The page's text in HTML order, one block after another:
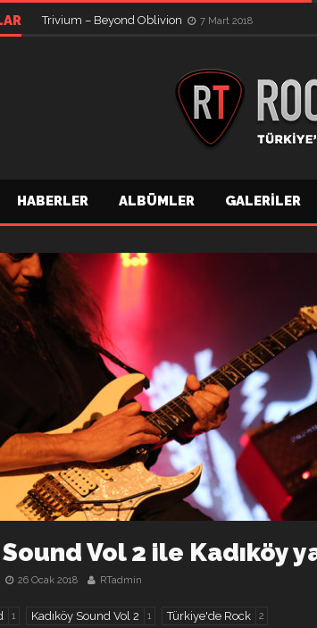
Trivium – Beyond Oblivion 7 Mart 2018
HABERLER ALBÜMLER GALERILER
Vol 2 ile Kadıköy
26 Ocak 2018 RTadmin
1 Kadıköy Sound Vol 2 1 Türkiye'de Rock 2